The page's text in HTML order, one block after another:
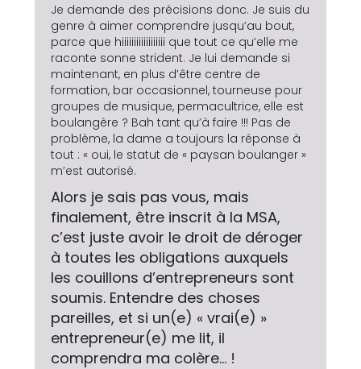
Je demande des précisions donc. Je suis du
genre à aimer comprendre jusqu’au bout,
parce que hiiiiiiiiiiiiiiiiii que tout ce qu’elle me
raconte sonne strident. Je lui demande si
maintenant, en plus d’être centre de
formation, bar occasionnel, tourneuse pour
groupes de musique, permacultrice, elle est
boulangère ? Bah tant qu’à faire !!! Pas de
problème, la dame a toujours la réponse à
tout : « oui, le statut de « paysan boulanger »
m’est autorisé.
Alors je sais pas vous, mais
finalement, être inscrit à la MSA,
c’est juste avoir le droit de déroger
à toutes les obligations auxquels
les couillons d’entrepreneurs sont
soumis. Entendre des choses
pareilles, et si un(e) « vrai(e) »
entrepreneur(e) me lit, il
comprendra ma colère… !